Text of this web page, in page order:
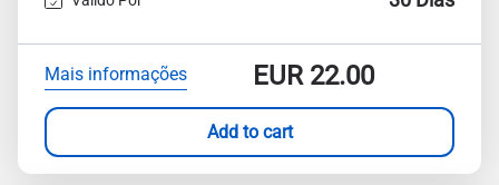
Mais informações EUR22.00
Add to cart